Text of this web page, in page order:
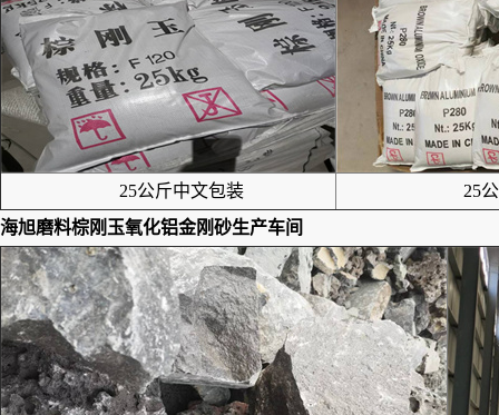
25公斤中文包装
25公
海旭磨料棕刚玉氧化铝金刚砂生产车间